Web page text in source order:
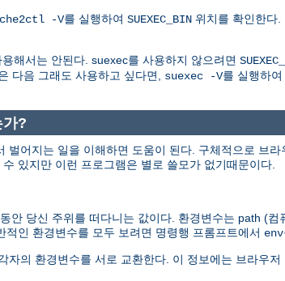
-V를 실행하여 SUEXEC_BIN 위치를 확인한다
해서는 안된다. suexec를 사용하지 않으려면
다음 그래도 사용하고 싶다면, suexec -V를 실행하
가?
벌어지는 일을 이해하면 도움이 된다. 구체적으로 브
있지만 이런 프로그램은 별로 쓸모가 없기때문이다.
안 당신 주위를 떠다니는 값이다. 환경변수는 path (
인 환경변수를 모두 보려면 명령행 프롬프트에서 env
자의 환경변수를 서로 교환한다. 이 정보에는 브라우